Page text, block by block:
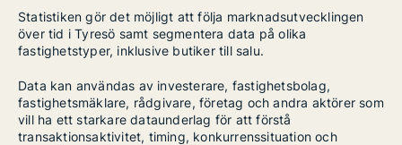
Statistiken gör det möjligt att följa marknadsutvecklingen
över tid i Tyresö samt segmentera data på olika
fastighetstyper, inklusive butiker till salu.
Data kan användas av investerare, fastighetsbolag,
fastighetsmäklare, rådgivare, företag och andra aktörer som
vill ha ett starkare dataunderlag för att förstå
transaktionsaktivitet, timing, konkurrenssituation och